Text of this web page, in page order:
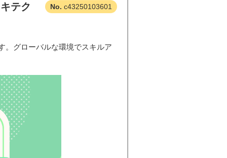
c43250103601
テク
。グローバルな環境でスキルア